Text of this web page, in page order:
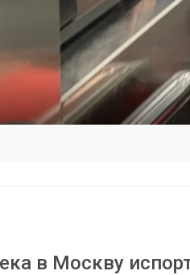
в Москву